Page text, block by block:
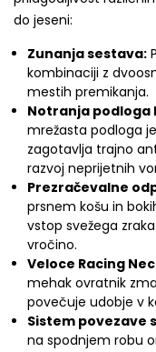
do jeseni:
Zunanja sestava:
kombinaciji z
mestih premikanja.
Notranja podloga
mrežasta podloga
zagotavlja trajno
razvoj neprijetnih
Prezračevalne
prsnem košu in
vstop svežega
vročino.
Veloce Racing
mehak ovratnik
povečuje udobje v
Sistem povezave
na spodnjem robu